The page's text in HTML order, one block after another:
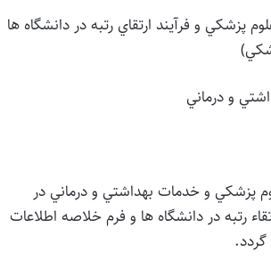
پزشكي و فرآيند ارتقاي رتبه در دانشگاه ها
و درماني
پزشكي و خدمات بهداشتي و درماني در
ارتقاء رتبه در دانشگاه ها و فرم خلاصه اطلاعات
گردد.